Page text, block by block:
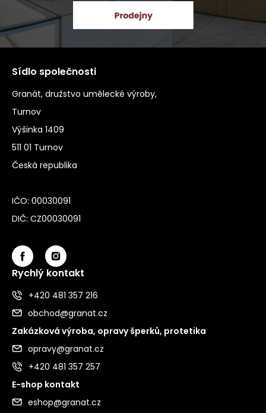
Sídlo společnosti
Granát, družstvo umělecké výroby,
Turnov
Výšinka 1409
511 01 Turnov
Česká republika
IČO: 00030091
DIČ: CZ00030091
Rychlý kontakt
+420 481 357 216
obchod@granat.cz
Zakázková výroba, opravy šperků, protetika
opravy@granat.cz
+420 481 357 257
E-shop kontakt
eshop@granat.cz